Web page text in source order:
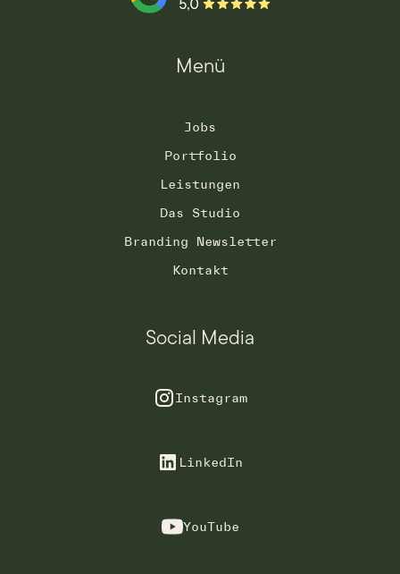
Menü
Jobs
Portfolio
Leistungen
Das Studio
Branding Newsletter
Kontakt
Social Media
Instagram
LinkedIn
YouTube